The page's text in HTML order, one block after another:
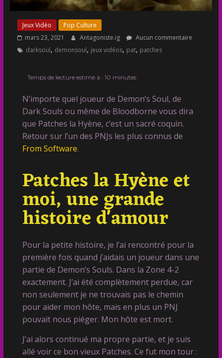
Jeux Vidéo
Pop Culture
mars 23, 2021
Antagoniste.ig
Aucun commentaire
darksoul, demonsoul, jeux vidéos, pat, patches
Temps de lecture estimé à : 10 minutes
N’importe quel joueur de Demon’s Soul, de
Dark Souls ou même de Bloodborne vous dira
que Patches la Hyène, c’est un sacré coquin.
Retour sur l’un des PNJs les plus connus de
From Software.
Patches la Hyène et
moi, une grande
histoire d'amour
Pour la petite histoire, je l’ai rencontré pour la
première fois quand j’aidais un joueur dans une
partie de Demon’s Souls. Dans la Zone 4-2
exactement. J’ai été complètement perdue, car
non seulement je ne trouvais pas le chemin
pour aider mon hôte, mais en plus un PNJ
pouvait nous piéger. Mon hôte est mort.
J’ai alors continué ma propre partie, et je suis
allé voir ce bon vieux Patches. Ce fut mon tour :